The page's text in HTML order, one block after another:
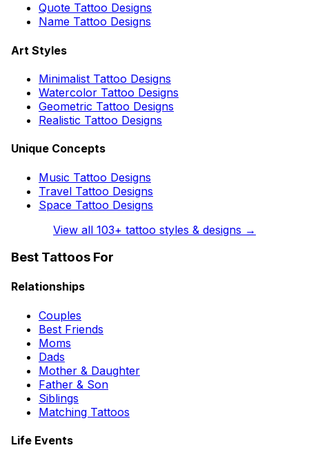
Quote Tattoo Designs
Name Tattoo Designs
Art Styles
Minimalist Tattoo Designs
Watercolor Tattoo Designs
Geometric Tattoo Designs
Realistic Tattoo Designs
Unique Concepts
Music Tattoo Designs
Travel Tattoo Designs
Space Tattoo Designs
View all 103+ tattoo styles & designs →
Best Tattoos For
Relationships
Couples
Best Friends
Moms
Dads
Mother & Daughter
Father & Son
Siblings
Matching Tattoos
Life Events